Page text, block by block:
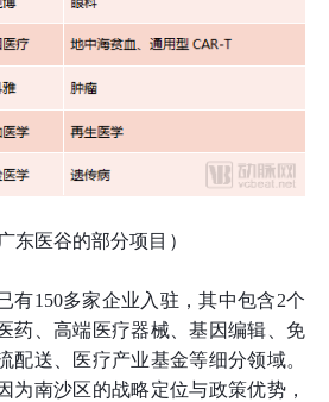
东医谷的部分项目）
有150多家企业入驻，其中包含2个
药、高端医疗器械、基因编辑、免
配送、医疗产业基金等细分领域。
为南沙区的战略定位与政策优势，